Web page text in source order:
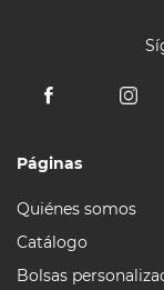
Páginas
Quiénes somos
Catálogo
Bolsas